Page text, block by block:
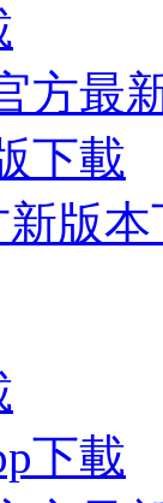
方最
下載
版本
下載